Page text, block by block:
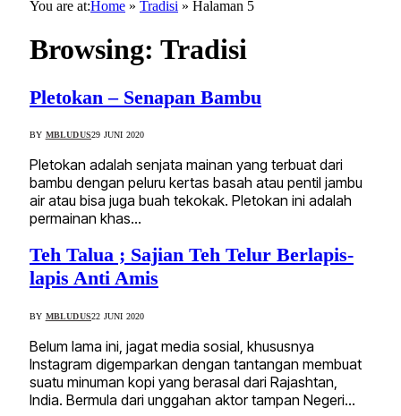
You are at:Home » Tradisi » Halaman 5
Browsing: Tradisi
Pletokan – Senapan Bambu
BY MBLUDUS29 JUNI 2020
Pletokan adalah senjata mainan yang terbuat dari
bambu dengan peluru kertas basah atau pentil jambu
air atau bisa juga buah tekokak. Pletokan ini adalah
permainan khas…
Teh Talua ; Sajian Teh Telur Berlapis-
lapis Anti Amis
BY MBLUDUS22 JUNI 2020
Belum lama ini, jagat media sosial, khususnya
Instagram digemparkan dengan tantangan membuat
suatu minuman kopi yang berasal dari Rajashtan,
India. Bermula dari unggahan aktor tampan Negeri…